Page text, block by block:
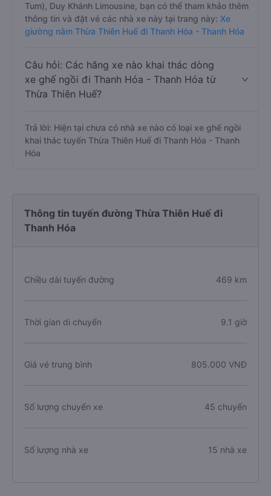
Tum), Duy Khánh Limousine, bạn có thể tham khảo thêm
thông tin và đặt vé các nhà xe này tại trang này: Xe
giường nằm Thừa Thiên Huế đi Thanh Hóa - Thanh Hóa
Câu hỏi: Các hãng xe nào khai thác dòng
xe ghế ngồi đi Thanh Hóa - Thanh Hóa từ
Thừa Thiên Huế?
Trả lời: Hiện tại chưa có nhà xe nào có loại xe ghế ngồi
khai thác tuyến Thừa Thiên Huế đi Thanh Hóa - Thanh
Hóa
Thông tin tuyến đường Thừa Thiên Huế đi
Thanh Hóa
Chiều dài tuyến đường 469 km
Thời gian di chuyển 9.1 giờ
Giá vé trung bình 805.000 VNĐ
Số lượng chuyến xe 45 chuyến
Số lượng nhà xe 15 nhà xe